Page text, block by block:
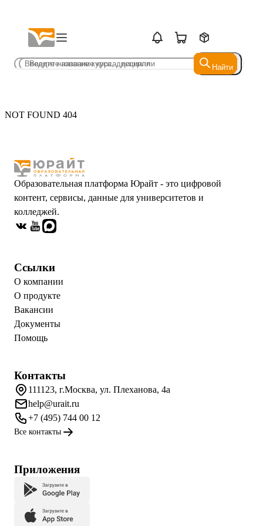
Найти
Найти
NOT FOUND 404
Образовательная платформа Юрайт - это цифровой
контент, сервисы, данные для университетов и
колледжей.
Ссылки
О компании
О продукте
Вакансии
Документы
Помощь
Контакты
111123, г.Москва, ул. Плеханова, 4а
help@urait.ru
+7 (495) 744 00 12
Все контакты
Приложения